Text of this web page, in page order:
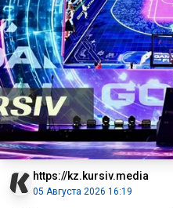
https://kz.kursiv.media
05 Августа 2026 16:19